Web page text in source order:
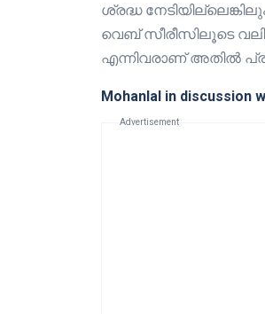
ശ്രദ്ധ
വെബ് സീരീസിലൂടെ
എന്നിവരാണ് അതിൽ
Mohanlal in discussion
Advertisement